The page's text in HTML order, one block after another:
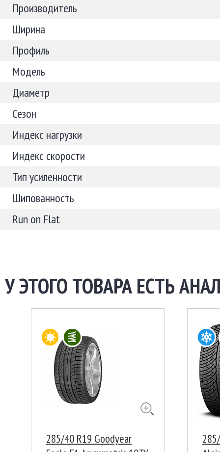
Производитель
Ширина
Профиль
Модель
Диаметр
Сезон
Индекс нагрузки
Индекс скорости
Тип усиленности
Шипованность
Run on Flat
У ЭТОГО ТОВАРА ЕСТЬ
285/40 R19 Goodyear